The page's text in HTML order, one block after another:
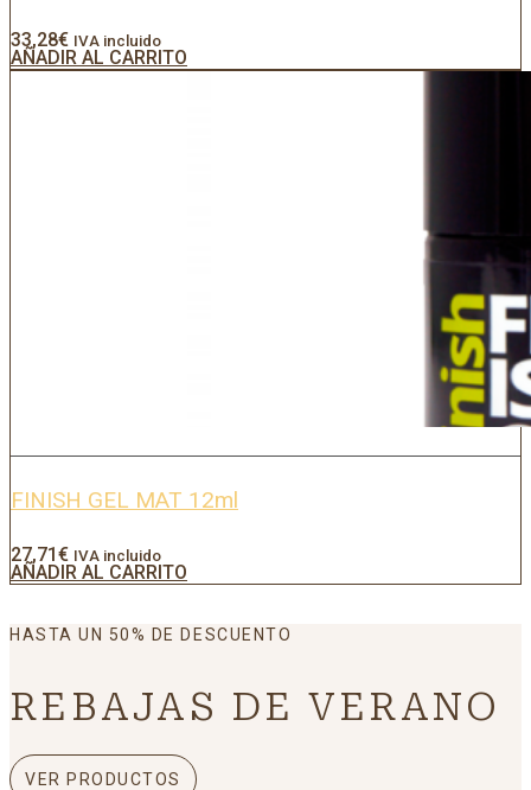
33,28€ IVA incluido
AÑADIR AL CARRITO
FINISH GEL MAT 12ml
27,71 € IVA incluido
AÑADIR AL CARRITO
HASTA UN 50% DE DESCUENTO
REBAJAS DE VERANO
VER PRODUCTOS